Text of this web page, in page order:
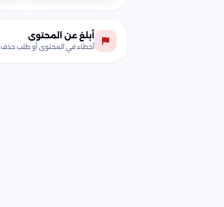
أبلغ عن المحتوى
أخطاء في المحتوى أو طلب حذف